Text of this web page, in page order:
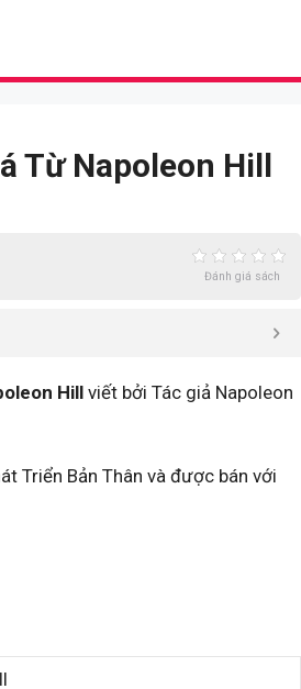
Từ Napoleon Hill
Đánh giá sách
Hillviết bởi Tác giả Napoleon
Triển Bản Thân và được bán với